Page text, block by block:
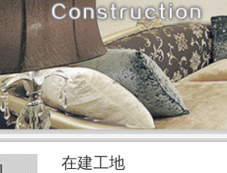
在建工地